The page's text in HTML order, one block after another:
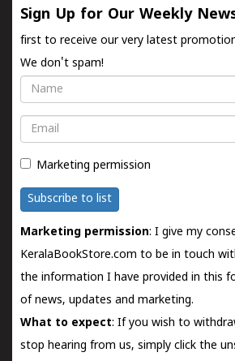
Sign Up for Our Weekly
first to receive our very latest
We don't spam!
Name
Email
Marketing permission
Subscribe to list
Marketing permission: I give my
KeralaBookStore.com to be in touch
the information I have provided in this
of news, updates and marketing.
What to expect: If you wish to
stop hearing from us, simply click the